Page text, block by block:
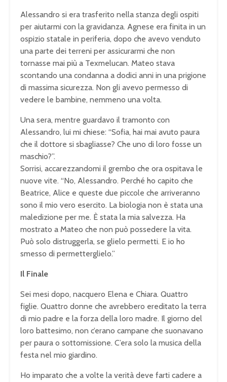
Alessandro si era trasferito nella stanza degli ospiti
per aiutarmi con la gravidanza. Agnese era finita in un
ospizio statale in periferia, dopo che avevo venduto
una parte dei terreni per assicurarmi che non
tornasse mai più a Texmelucan. Mateo stava
scontando una condanna a dodici anni in una prigione
di massima sicurezza. Non gli avevo permesso di
vedere le bambine, nemmeno una volta.
Una sera, mentre guardavo il tramonto con
Alessandro, lui mi chiese: “Sofia, hai mai avuto paura
che il dottore si sbagliasse? Che uno di loro fosse un
maschio?”.
Sorrisi, accarezzandomi il grembo che ora ospitava le
nuove vite. “No, Alessandro. Perché ho capito che
Beatrice, Alice e queste due piccole che arriveranno
sono il mio vero esercito. La biologia non è stata una
maledizione per me. È stata la mia salvezza. Ha
mostrato a Mateo che non può possedere la vita.
Può solo distruggerla, se glielo permetti. E io ho
smesso di permetterglielo.”
Il Finale
Sei mesi dopo, nacquero Elena e Chiara. Quattro
figlie. Quattro donne che avrebbero ereditato la terra
di mio padre e la forza della loro madre. Il giorno del
loro battesimo, non c’erano campane che suonavano
per paura o sottomissione. C’era solo la musica della
festa nel mio giardino.
Ho imparato che a volte la verità deve farti cadere a